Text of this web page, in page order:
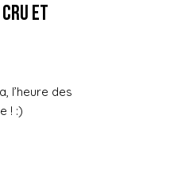
cru et
l’heure des
! :)